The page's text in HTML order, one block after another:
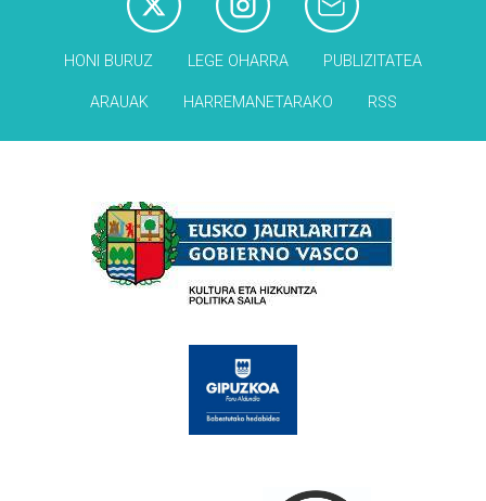
HONI BURUZ LEGE OHARRA PUBLIZITATEA
ARAUAK HARREMANETARAKO RSS